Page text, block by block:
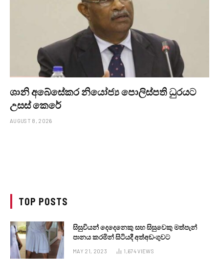
ශානි අබේසේකර නියෝජ්‍ය පොලිස්පති ධුරයට
උසස් කෙරේ
AUGUST 8, 2026
TOP POSTS
සිසුවියන් දෙදෙනෙකු සහ සිසුවෙකු මත්පැන්
පානය කරමින් සිටියදී අත්අඩංගුවට
MAY 21, 2023 1,674VIEWS